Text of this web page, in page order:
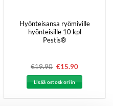
Hyönteisansa ryömiville
hyönteisille 10 kpl
Pestis®
€19.90 Alkuperäinen
oli:
€19.90.
€15.90Nykyinen
on:
Lisää ostoskoriin